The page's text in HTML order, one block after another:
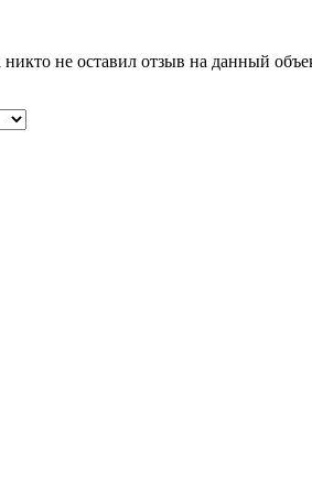
не оставил отзыв на данный